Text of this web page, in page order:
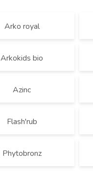
Arko royal
Arkokids bio
Azinc
Flash'rub
Phytobronz